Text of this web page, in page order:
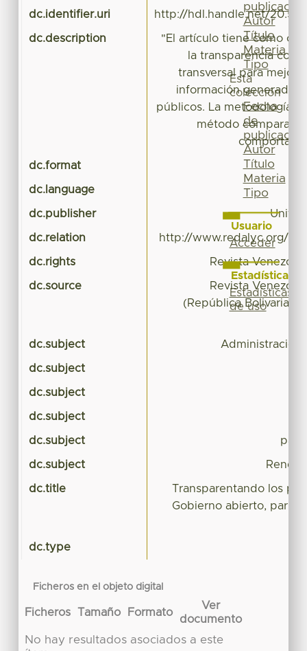
dc.identifier.uri http://hdl.handle.net/
dc.description
"El artículo tiene como
la transparencia
transversal para
información generada
públicos. La metodología
método
dc.format
dc.language
dc.publisher
dc.relation http://www.redalyc.org/
dc.rights Revista
dc.source
Revista
(República Bolivariana
dc.subject Administración
dc.subject
dc.subject
dc.subject
dc.subject
dc.subject
dc.title
Transparentando los
Gobierno abierto,
dc.type
Ficheros en el objeto digital
Ficheros Tamaño Formato
Ver
documento
No hay resultados asociados a este
publicación
Autor
Título
Materia
Tipo
Esta
colección
Fecha
de
publicación
Autor
Título
Materia
Tipo
Usuario
Acceder
Estadísticas
Estadísticas
de uso